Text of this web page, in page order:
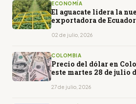
ECONOMÍA
El aguacate lidera la
exportadora de
02 de julio, 2026
COLOMBIA
Precio del dólar en
este martes 28 de julio
27 de julio, 2026